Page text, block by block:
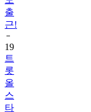
출
근!
19
트
롯
올
스
타